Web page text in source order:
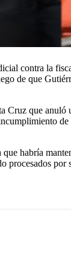
contra la
de que
que
habría
procesados por